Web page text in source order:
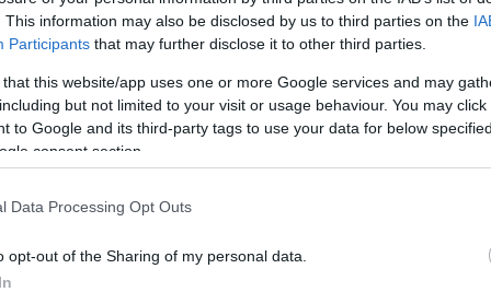
This information may also be disclosed by us to third parties on the
Participants that may further disclose it to other third parties.
that this website/app uses one or more Google services and may
but not limited to your visit or usage behaviour. You may
to Google and its third-party tags to use your data for below
consent section.
Data Processing Opt Outs
opt-out of the Sharing of my personal data.
Τέλος, σχετικά με τον εμβολιασμό των
πως «αυτό πρέπει να γίνει αφού το αποφασίσει
έπειτα να το αναλάβουν οι παιδίατροι».
v-cflx4q088w4x-sf)